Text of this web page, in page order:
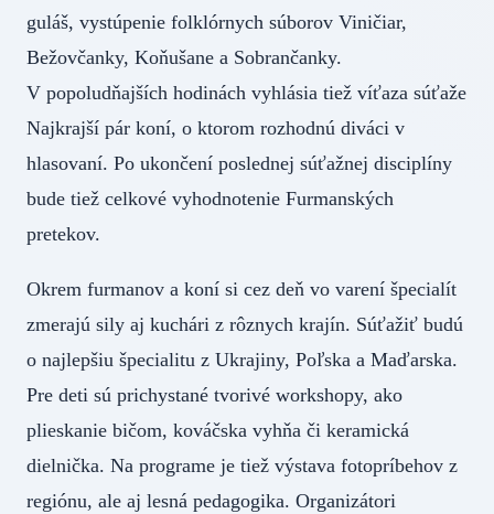
guláš, vystúpenie folklórnych súborov Viničiar,
Bežovčanky, Koňušane a Sobrančanky.
V popoludňajších hodinách vyhlásia tiež víťaza súťaže
Najkrajší pár koní, o ktorom rozhodnú diváci v
hlasovaní. Po ukončení poslednej súťažnej disciplíny
bude tiež celkové vyhodnotenie Furmanských
pretekov.
Okrem furmanov a koní si cez deň vo varení špecialít
zmerajú sily aj kuchári z rôznych krajín. Súťažiť budú
o najlepšiu špecialitu z Ukrajiny, Poľska a Maďarska.
Pre deti sú prichystané tvorivé workshopy, ako
plieskanie bičom, kováčska vyhňa či keramická
dielnička. Na programe je tiež výstava fotopríbehov z
regiónu, ale aj lesná pedagogika. Organizátori